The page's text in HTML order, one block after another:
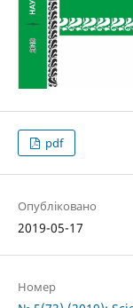
pdf
Опубліковано
2019-05-17
Номер